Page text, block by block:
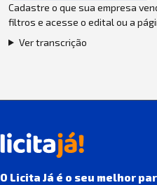
Cadastre o que sua empresa
filtros e acesse o edital ou a
Ver transcrição
O Licita Já é o seu melhor